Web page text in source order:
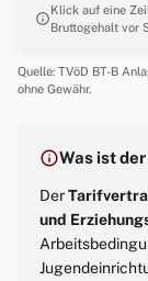
infoKlick auf eine
Bruttogehalt vor
Quelle: TVöD BT-B
ohne Gewähr.
infoWas ist der
Der
und